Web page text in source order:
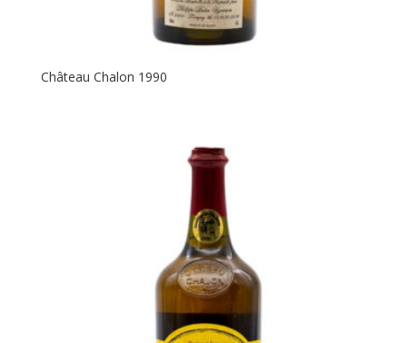
Château Chalon 1990